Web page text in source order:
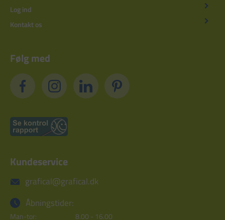
Log ind
Kontakt os
Følg med
Kundeservice
grafical@grafical.dk
Åbningstider:
Man-tor: 8.00 - 16.00